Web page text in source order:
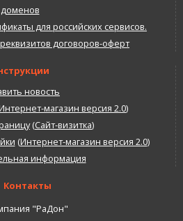
доменов
для российских сервисов.
договоров-оферт
новость
магазин версия 2.0)
(Сайт-визитка)
(Интернет-магазин версия 2.0)
информация
Контакты
"РаДон"